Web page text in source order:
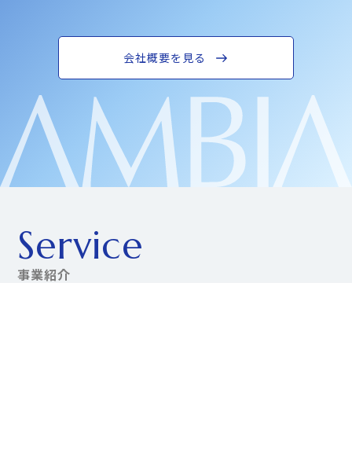
会社概要を見る
Service
事業紹介